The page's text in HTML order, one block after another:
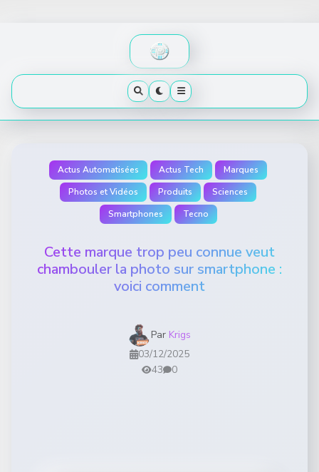
Actus Automatisées Actus Tech
Marques
Photos et Vidéos
Produits
Sciences
Smartphones
Tecno
Cette marque trop peu connue veut
chambouler la photo sur smartphone :
voici comment
Par Krigs
03/12/2025
43
0